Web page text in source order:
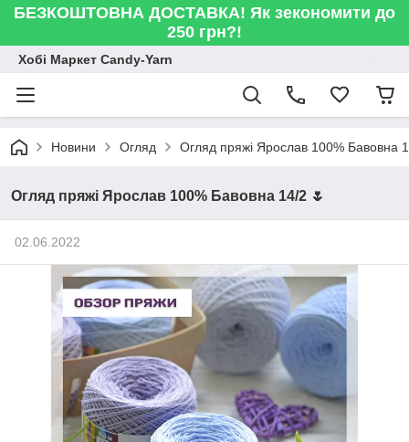
БЕЗКОШТОВНА ДОСТАВКА! Як зекономити до
250 грн?!
Хобі Маркет Candy-Yarn
Новини Огляд Огляд пряжі Ярослав 100% Бавовна
Огляд пряжі Ярослав 100% Бавовна 14/2 🌷
02.06.2022